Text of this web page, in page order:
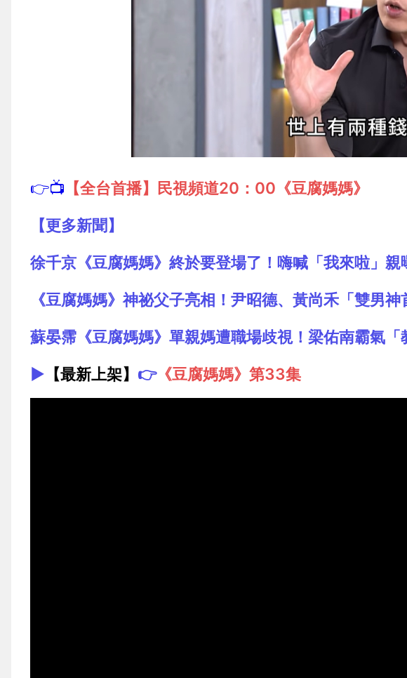
👉📺 【全台首播】民視頻道20：00《豆腐媽媽》
【更多新聞】
徐千京《豆腐媽媽》終於要登場了！嗨喊「我來啦」
《豆腐媽媽》神祕父子亮相！尹昭德、黃尚禾「雙男
蘇晏霈《豆腐媽媽》單親媽遭職場歧視！梁佑南霸氣
▶️ 【最新上架】 👉《豆腐媽媽》第33集